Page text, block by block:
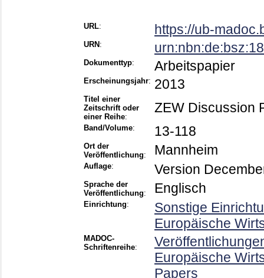
URL: https://ub-
URN :
Dokumenttyp: Arbeitspapier
Erscheinungsjahr: 2013
Titel einer
Zeitschrift oder
einer Reihe:
ZEW Discussion
Band/Volume: 13-118
Ort der
Veröffentlichung: Mannheim
Auflage: Version
Sprache der
Veröffentlichung: Englisch
Einrichtung:
Sonstige
Europäische
MADOC-
Schriftenreihe:
Europäische
Papers